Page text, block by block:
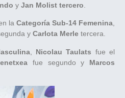
y Jan Molist tercero
la Categoría Sub-14 Femenina,
y Carlota Merle tercera.
, Nicolau Taulats fue el
fue segundo y Marcos